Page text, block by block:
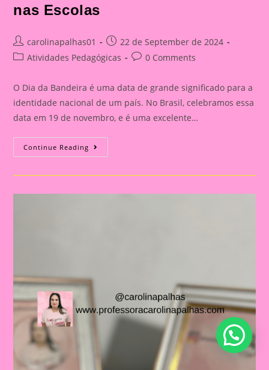
nas Escolas
Post
author:
carolinapalhas01
Post
published:
22 de September de 2024
PostAtividades Pedagógicas
Post0 Comments
O Dia da Bandeira é uma data de grande significado para a
identidade nacional de um país. No Brasil, celebramos essa
data em 19 de novembro, e é uma excelente…
Continue Reading Atividade
Dia
Bandeira
Celebrando
Escolas